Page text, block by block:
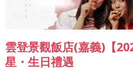
雲登景觀飯店(嘉義)【
星・生日禮遇